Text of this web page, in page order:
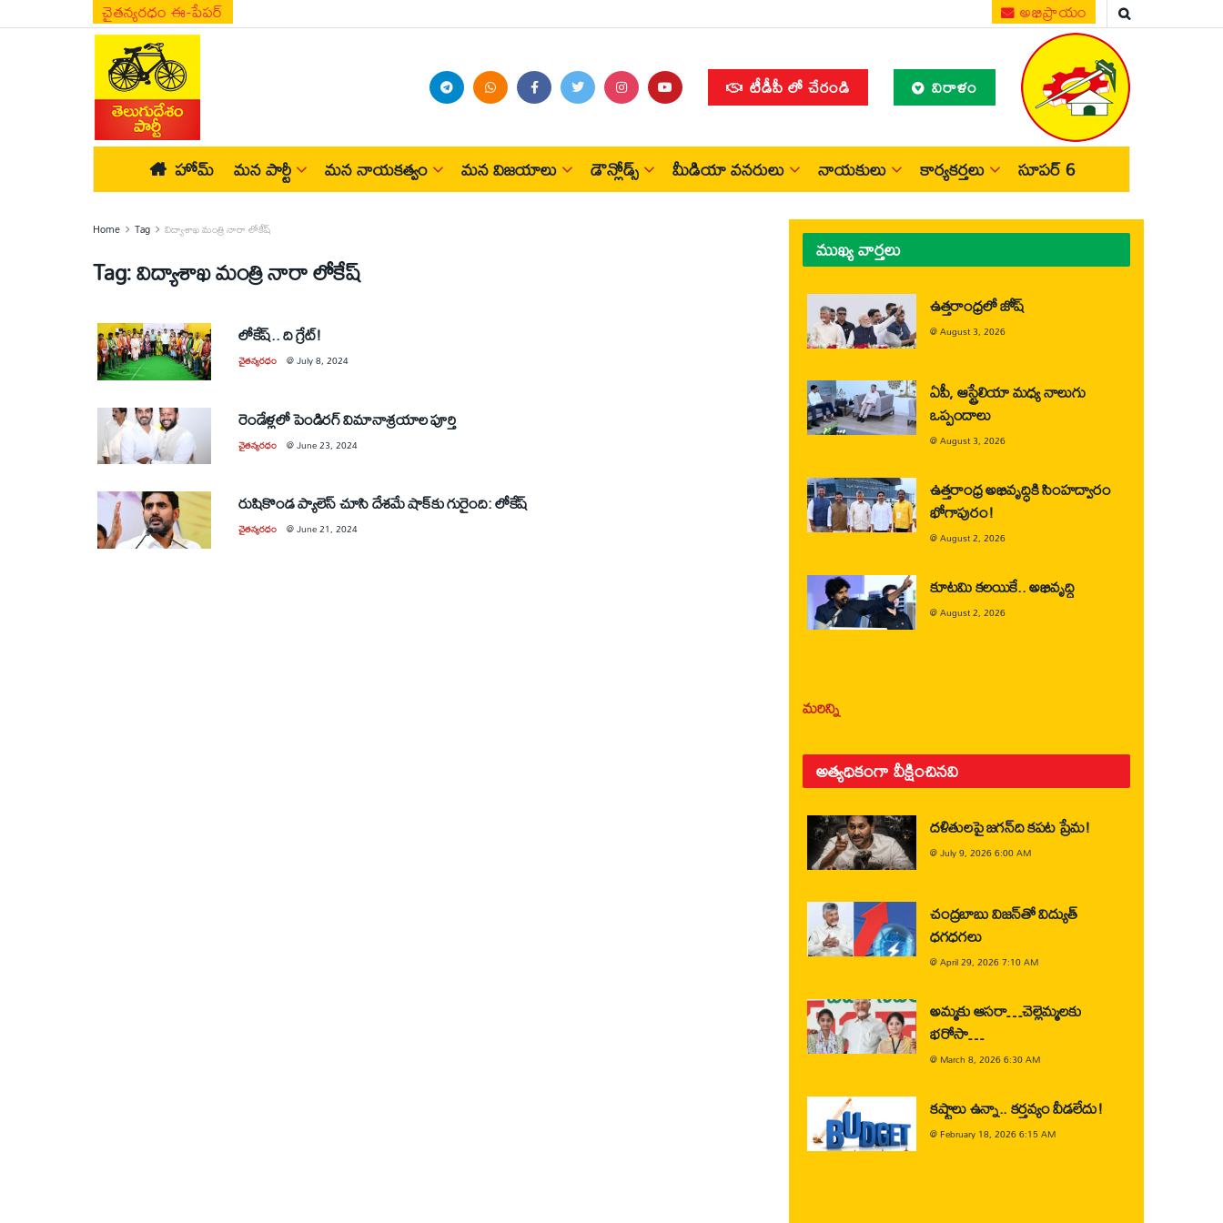
చైతన్యరధం ఈ-పేపర్ అభిప్రాయం
టీడీపీ లో చేరండి విరాళం
హోమ్ మన పార్టీ మన నాయకత్వం మన విజయాలు డౌన్లోడ్స్ మీడియా వనరులు నాయకులు కార్యకర్తలు సూపర్ 6
Home Tag విద్యాశాఖ మంత్రి నారా లోకేష్
Tag:విద్యాశాఖ మంత్రి నారా లోకేష్
లోకేష్‌.. ది గ్రేట్‌!
చైతన్యరధం @July 8, 2024
రెండేళ్లలో పెండిరగ్‌ విమానాశ్రయాల పూర్తి
చైతన్యరధం @June 23, 2024
రుషికొండ ప్యాలెస్‌ చూసి దేశమే షాక్‌కు గురైంది: లోకేష్‌
చైతన్యరధం @June 21, 2024
ముఖ్య వార్తలు
ఉత్తరాంధ్రలో జోష్
@August 3, 2026
ఏపీ, ఆస్ట్రేలియా మధ్య నాలుగు
ఒప్పందాలు
@August 3, 2026
ఉత్తరాంధ్ర అభివృద్ధికి సింహద్వారం
భోగాపురం!
@August 2, 2026
కూటమి కలయికే.. అభివృద్ధి
@August 2, 2026
మరిన్ని
అత్యధికంగా వీక్షించినవి
దళితులపై జగన్‌ది కపట ప్రేమ!
@July 9, 2026 6:00 AM
చంద్రబాబు విజన్‌తో విద్యుత్
ధగధగలు
@April 29, 2026 7:10 AM
అమ్మకు ఆసరా…చెల్లెమ్మలకు
భరోసా…
@ March 8, 2026 6:30 AM
కష్టాలు ఉన్నా.. కర్తవ్యం వీడలేదు!
@February 18, 2026 6:15 AM